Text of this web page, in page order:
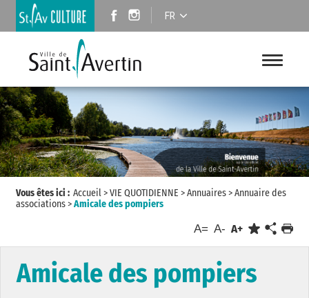
FR
Vous êtes ici : Accueil>VIE QUOTIDIENNE >Annuaires>Annuaire des
associations>Amicale des pompiers
A= A- A+
Amicale des pompiers